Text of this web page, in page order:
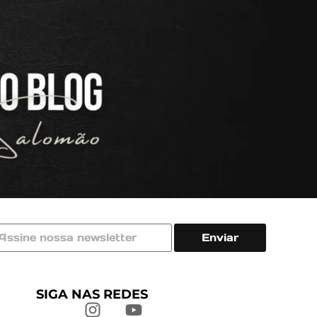
Enviar
SIGA NAS REDES